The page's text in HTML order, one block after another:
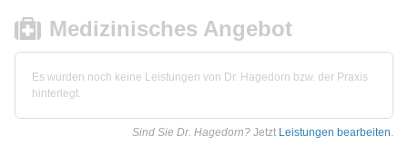
Medizinisches Angebot
Es wurden noch keine Leistungen von Dr. Hagedorn bzw. der Praxis
hinterlegt.
Sind Sie Dr. Hagedorn? Jetzt Leistungen bearbeiten.